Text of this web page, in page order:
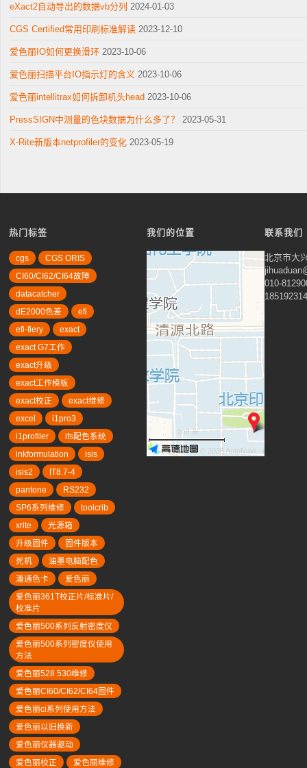
eXact2自动导出的数据vb分列 2024-01-03
CGS Certified常用印刷标准解读 2023-12-10
爱色丽IO如何更换滑环 2023-10-06
爱色丽扫描平台IO指示灯的含义 2023-10-06
爱色丽intellitrax如何拆卸机头head 2023-10-06
PressSIGN中测量的色块数据为什么多了？ 2023-05-31
X-Rite新版本netprofiler的变化 2023-05-19
热门标签
cgs
CGS ORIS
CI60/CI62/CI64故障
datacatcher
dE2000色差
efi
efi-fiery
exact
exact G7工作
exact升级
exact工作模板
exact校正
exact维修
excel
i1pro3
i1profiler
ifs配色系统
inkformulation
isis
isis2
IT8.7-4
pantone
RS232
SP6系列维修
toolcrib
xrite
光源箱
升级固件
固件版本
死机
油墨电脑配色
潘通色卡
爱色丽
爱色丽361T校正片/标准片/
校准片
爱色丽500系列反射密度仪
爱色丽500系列密度仪使用
方法
爱色丽528 530维修
爱色丽CI60/CI62/CI64固件
爱色丽ci系列使用方法
爱色丽以旧换新
爱色丽仪器驱动
爱色丽校正
爱色丽维修
我们的位置
200 米
© 2026 AutoNavi -
联系我们
北京市大
010-